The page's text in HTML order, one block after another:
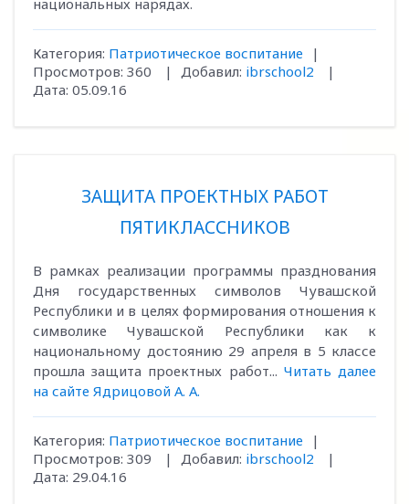
национальных нарядах.
Категория: Патриотическое воспитание
|
Просмотров: 360 | Добавил: ibrschool2
|
Дата: 05.09.16
ЗАЩИТА ПРОЕКТНЫХ РАБОТ
ПЯТИКЛАССНИКОВ
В рамках реализации программы празднования
Дня государственных символов Чувашской
Республики и в целях формирования отношения к
символике Чувашской Республики как к
национальному достоянию 29 апреля в 5 классе
прошла защита проектных работ... Читать далее
на сайте Ядрицовой А. А.
Категория: Патриотическое воспитание
|
Просмотров: 309 | Добавил: ibrschool2
|
Дата: 29.04.16